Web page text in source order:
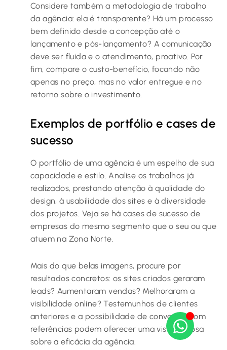
Considere também a metodologia de trabalho
da agência: ela é transparente? Há um processo
bem definido desde a concepção até o
lançamento e pós-lançamento? A comunicação
deve ser fluida e o atendimento, proativo. Por
fim, compare o custo-benefício, focando não
apenas no preço, mas no valor entregue e no
retorno sobre o investimento.
Exemplos de portfólio e cases de
sucesso
O portfólio de uma agência é um espelho de sua
capacidade e estilo. Analise os trabalhos já
realizados, prestando atenção à qualidade do
design, à usabilidade dos sites e à diversidade
dos projetos. Veja se há cases de sucesso de
empresas do mesmo segmento que o seu ou que
atuem na Zona Norte.
Mais do que belas imagens, procure por
resultados concretos: os sites criados geraram
leads? Aumentaram vendas? Melhoraram a
visibilidade online? Testemunhos de clientes
anteriores e a possibilidade de conversar com
referências podem oferecer uma visão valiosa
sobre a eficácia da agência.